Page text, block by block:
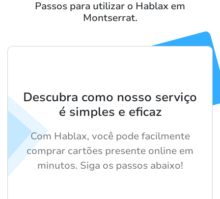
Passos para utilizar o Hablax em
Montserrat.
Descubra como nosso serviço
é simples e eficaz
Com Hablax, você pode facilmente
comprar cartões presente online em
minutos. Siga os passos abaixo!